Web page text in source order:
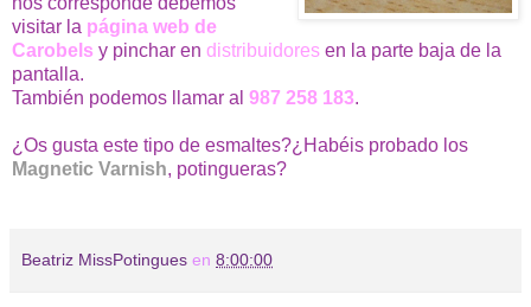
visitar la página web de
Carobels y pinchar en distribuidores en la parte baja de la
pantalla.
También podemos llamar al 987 258 183.
¿Os gusta este tipo de esmaltes?¿Habéis probado los
Magnetic Varnish, potingueras?
Beatriz MissPotingues en 8:00:00